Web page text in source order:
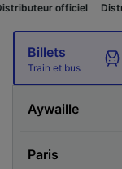
Distributeur officiel
Billets
Train et bus